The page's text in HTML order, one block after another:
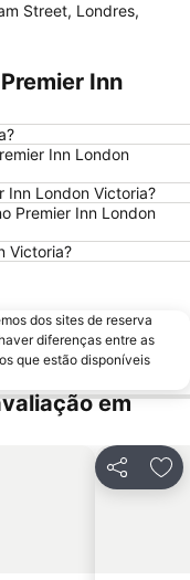
Station
Town
Circus Station
Square
Station
Station
da Cidade de Londres
Airways London Eye
Street, Londres,
Inn
Inn London
Inn London Victoria?
Premier Inn London
Victoria?
dos sites de reserva
diferenças entre as
que estão disponíveis
em
Partilhar